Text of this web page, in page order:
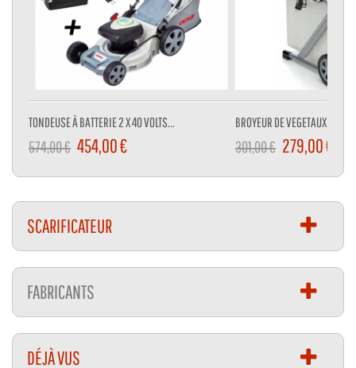
TONDEUSE À BATTERIE 2 X 40 VOLTS...
574,00 € 454,00 €
BROYEUR DE VEGETAUX 3000
301,00 € 279,00 €
SCARIFICATEUR
FABRICANTS
DÉJÀ VUS